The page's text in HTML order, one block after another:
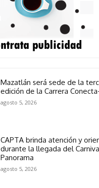
Mazatlán será sede de la
edición de la Carrera
agosto 5, 2026
CAPTA brinda atención y
durante la llegada del
Panorama
agosto 5, 2026